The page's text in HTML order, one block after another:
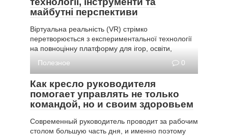
майбутні перспективи
Віртуальна реальність (VR) стрімко
перетворюється з експериментальної технології
на повноцінну платформу для ігор, освіти,
Полезное
0
Как кресло руководителя
помогает управлять не только
командой, но и своим здоровьем
Современный руководитель проводит за рабочим
столом большую часть дня, и именно поэтому